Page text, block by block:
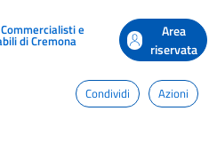
e
di Cremona
Area
riservata
Condividi Azioni